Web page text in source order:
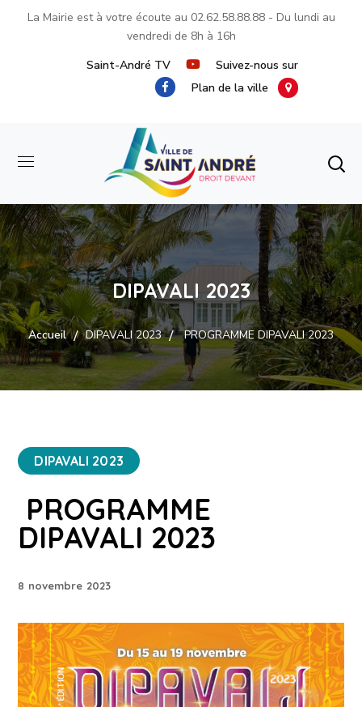
La Mairie est à votre écoute au 02.62.58.88.88- Du lundi au
vendredi de 8h à 16h
Saint-André TV
Suivez-nous sur
Plan de la ville
DIPAVALI 2023
Accueil DIPAVALI 2023 PROGRAMME DIPAVALI 2023
DIPAVALI 2023
PROGRAMME
DIPAVALI 2023
8 novembre 2023